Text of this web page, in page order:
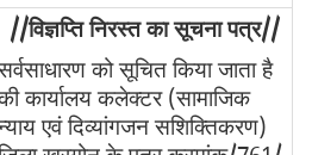
//विज्ञप्ति निरस्त का सूचना पत्र//
को सूचित किया जाता है
कार्यालय कलेक्टर (सामाजिक
एवं दिव्यांगजन सशिक्तिकरण)